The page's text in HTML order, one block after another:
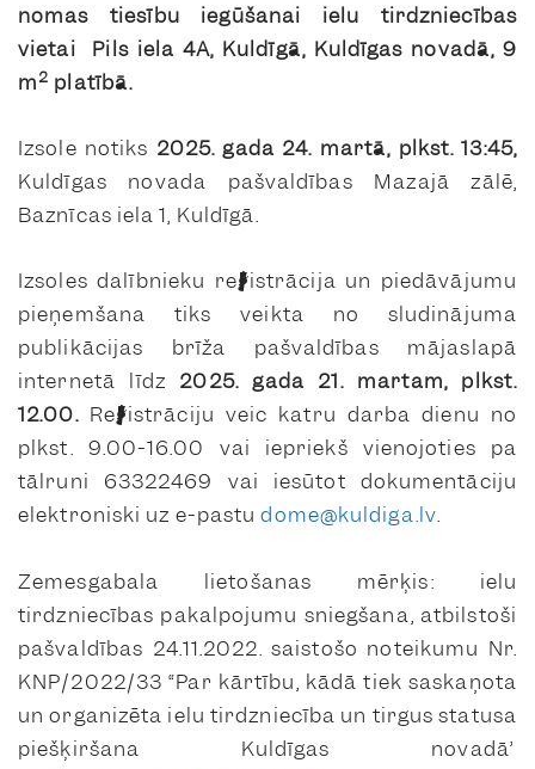
nomas tiesību iegūšanai ielu tirdzniecības
vietai Pils iela 4A, Kuldīgā, Kuldīgas novadā, 9
m2 platībā.
Izsole notiks 2025. gada 24. martā, plkst. 13:45,
Kuldīgas novada pašvaldības Mazajā zālē,
Baznīcas iela 1, Kuldīgā.
Izsoles dalībnieku reģistrācija un piedāvājumu
pieņemšana tiks veikta no sludinājuma
publikācijas brīža pašvaldības mājaslapā
internetā līdz 2025. gada 21. martam, plkst.
12.00. Reģistrāciju veic katru darba dienu no
plkst. 9.00-16.00 vai iepriekš vienojoties pa
tālruni 63322469 vai iesūtot dokumentāciju
elektroniski uz e-pastudome@kuldiga.lv.
Zemesgabala lietošanas mērķis: ielu
tirdzniecības pakalpojumu sniegšana, atbilstoši
pašvaldības 24.11.2022. saistošo noteikumu Nr.
KNP/2022/33 “Par kārtību, kādā tiek saskaņota
un organizēta ielu tirdzniecība un tirgus statusa
piešķiršana Kuldīgas novadā”